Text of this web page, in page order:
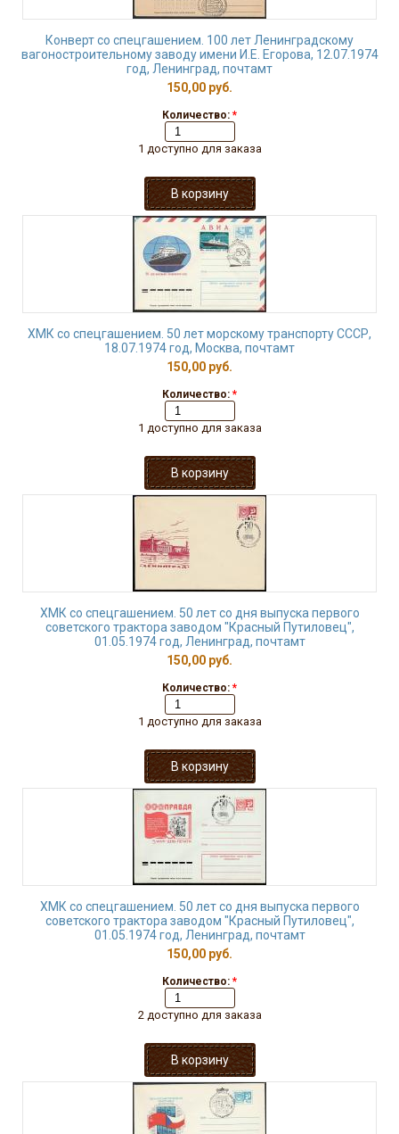
Конверт со спецгашением. 100 лет Ленинградскому
вагоностроительному заводу имени И.Е. Егорова, 12.07.1974
год, Ленинград, почтамт
150,00 руб.
Количество: *
1 доступно для заказа
ХМК со спецгашением. 50 лет морскому транспорту СССР,
18.07.1974 год, Москва, почтамт
150,00 руб.
Количество: *
1 доступно для заказа
ХМК со спецгашением. 50 лет со дня выпуска первого
советского трактора заводом "Красный Путиловец",
01.05.1974 год, Ленинград, почтамт
150,00 руб.
Количество: *
1 доступно для заказа
ХМК со спецгашением. 50 лет со дня выпуска первого
советского трактора заводом "Красный Путиловец",
01.05.1974 год, Ленинград, почтамт
150,00 руб.
Количество: *
2 доступно для заказа